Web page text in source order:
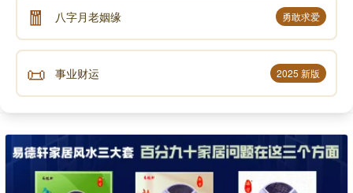
🧧 八字月老姻缘 勇敢求爱
📜 事业财运 2025 新版